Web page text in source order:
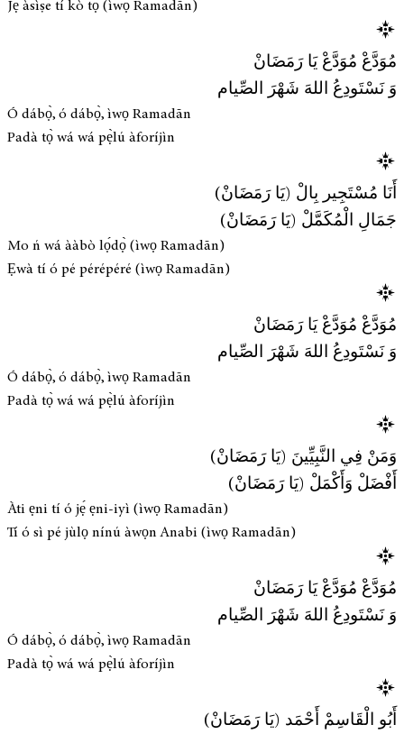
Jẹ́ àsìṣe tí kò tọ́ (ìwọ Ramadān)
مُوَدَّعْ مُوَدَّعْ يَا رَمَضَانْ
وَ نَسْتَودِعُ اللهَ شَهْرَ الصِّيام
Ó dábọ̀, ó dábọ̀, ìwọ Ramadān
Padà tọ̀ wá wá pẹ̀lú àforíjìn
أَنَا مُسْتَجِير بِالْ (يَا رَمَضَانْ)
جَمَالِ الْمُكَمَّلْ (يَا رَمَضَانْ)
Mo ń wá ààbò lọ́dọ̀ (ìwọ Ramadān)
Ẹwà tí ó pé pérépéré (ìwọ Ramadān)
مُوَدَّعْ مُوَدَّعْ يَا رَمَضَانْ
وَ نَسْتَودِعُ اللهَ شَهْرَ الصِّيام
Ó dábọ̀, ó dábọ̀, ìwọ Ramadān
Padà tọ̀ wá wá pẹ̀lú àforíjìn
وَمَنْ فِي النَّبِيِّينَ (يَا رَمَضَانْ)
أَفْضَلْ وَأَكْمَلْ (يَا رَمَضَانْ)
Àti ẹni tí ó jẹ́ ẹni-iyì (ìwọ Ramadān)
Tí ó sì pé jùlọ nínú àwọn Anabi (ìwọ Ramadān)
مُوَدَّعْ مُوَدَّعْ يَا رَمَضَانْ
وَ نَسْتَودِعُ اللهَ شَهْرَ الصِّيام
Ó dábọ̀, ó dábọ̀, ìwọ Ramadān
Padà tọ̀ wá wá pẹ̀lú àforíjìn
أَبُو الْقَاسِمْ أَحْمَد (يَا رَمَضَانْ)